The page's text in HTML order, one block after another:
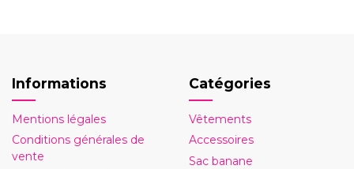
Informations
Mentions légales
Conditions générales de
vente
Catégories
Vêtements
Accessoires
Sac banane